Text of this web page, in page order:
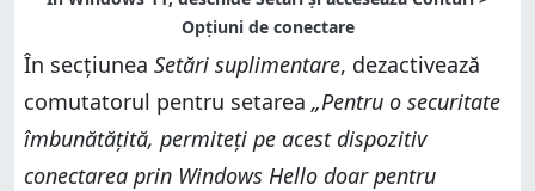
În secțiunea Setări suplimentare, dezactivează
comutatorul pentru setarea „Pentru o securitate
îmbunătățită, permiteți pe acest dispozitiv
conectarea prin Windows Hello doar pentru